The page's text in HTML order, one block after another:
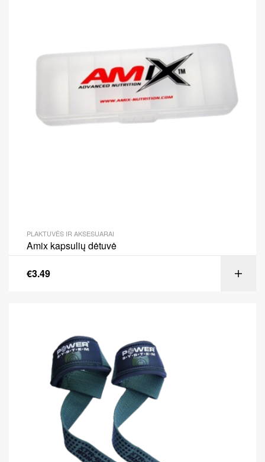
PLAKTUVĖS IR AKSESUARAI
Amix kapsulių dėtuvė
€3.49